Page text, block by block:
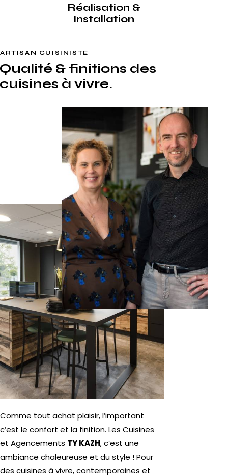
Réalisation &
Installation
ARTISAN CUISINISTE
Qualité & finitions des
cuisines à vivre.
Comme tout achat plaisir, l’important
c’est le confort et la finition. Les Cuisines
et Agencements TY KAZH, c’est une
ambiance chaleureuse et du style ! Pour
des cuisines à vivre, contemporaines et